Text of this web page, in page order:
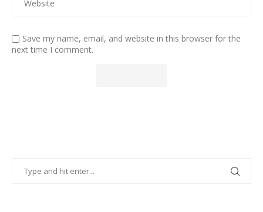
Save my name, email, and website in this browser for the
next time I comment.